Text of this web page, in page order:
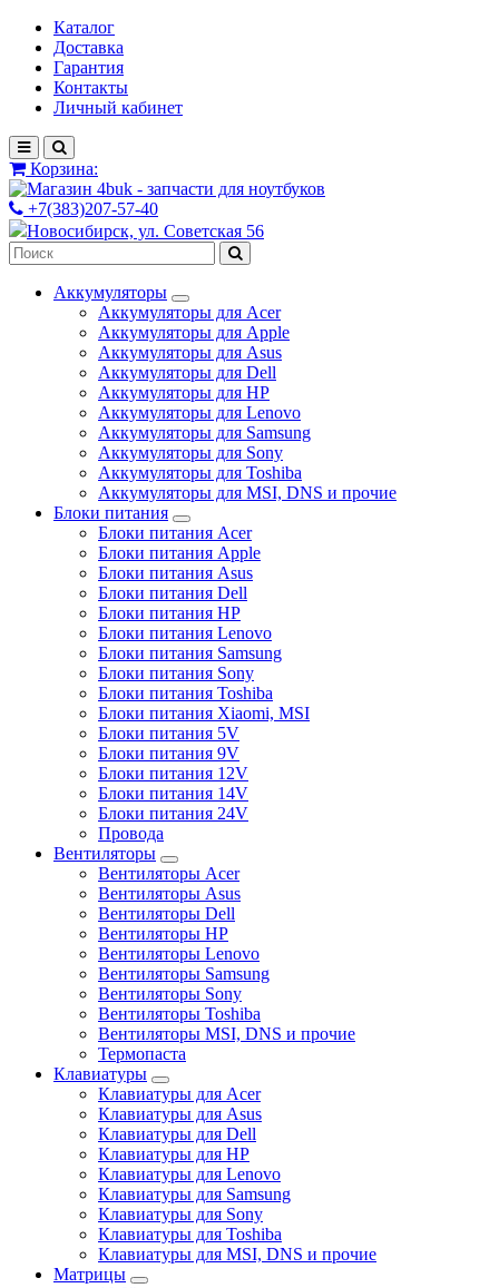
Каталог
Доставка
Гарантия
Контакты
Личный кабинет
Корзина:
+7(383)207-57-40
Новосибирск, ул. Советская 56
Аккумуляторы
Аккумуляторы для Acer
Аккумуляторы для Apple
Аккумуляторы для Asus
Аккумуляторы для Dell
Аккумуляторы для HP
Аккумуляторы для Lenovo
Аккумуляторы для Samsung
Аккумуляторы для Sony
Аккумуляторы для Toshiba
Аккумуляторы для MSI, DNS и прочие
Блоки питания
Блоки питания Acer
Блоки питания Apple
Блоки питания Asus
Блоки питания Dell
Блоки питания HP
Блоки питания Lenovo
Блоки питания Samsung
Блоки питания Sony
Блоки питания Toshiba
Блоки питания Xiaomi, MSI
Блоки питания 5V
Блоки питания 9V
Блоки питания 12V
Блоки питания 14V
Блоки питания 24V
Провода
Вентиляторы
Вентиляторы Acer
Вентиляторы Asus
Вентиляторы Dell
Вентиляторы HP
Вентиляторы Lenovo
Вентиляторы Samsung
Вентиляторы Sony
Вентиляторы Toshiba
Вентиляторы MSI, DNS и прочие
Термопаста
Клавиатуры
Клавиатуры для Acer
Клавиатуры для Asus
Клавиатуры для Dell
Клавиатуры для HP
Клавиатуры для Lenovo
Клавиатуры для Samsung
Клавиатуры для Sony
Клавиатуры для Toshiba
Клавиатуры для MSI, DNS и прочие
Матрицы